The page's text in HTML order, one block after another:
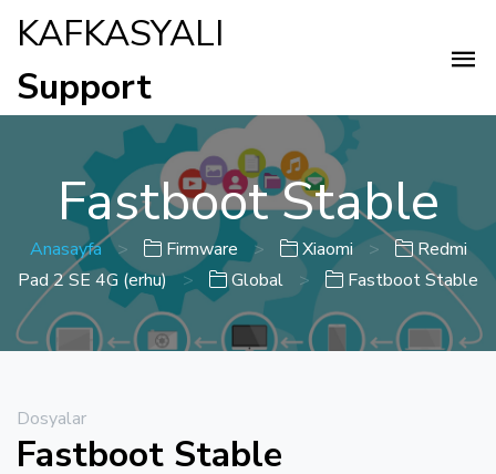
KAFKASYALI
Support
Fastboot Stable
Anasayfa > Firmware > Xiaomi >
Redmi
Pad 2 SE 4G (erhu) > Global > Fastboot Stable
Dosyalar
Fastboot Stable